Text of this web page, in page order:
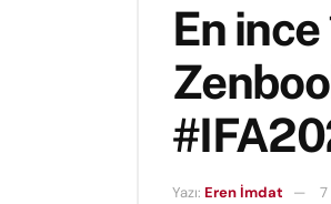
En ince
Yazı: Eren İmdat 7